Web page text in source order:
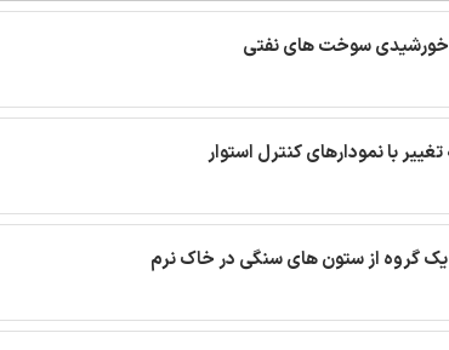
خورشیدی سوخت های نفتی
با نمودارهای کنترل استوار
یک گروه از ستون های سنگی در خاک نرم